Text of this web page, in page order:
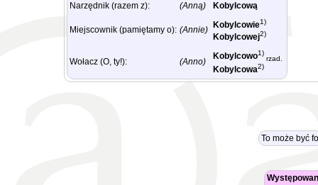
Narzędnik (razem z): (Anną) Kobylcową
Miejscownik (pamiętamy o): (Annie) Kobylcowie1)
Kobylcowej2)
Wołacz (O, ty!): (Anno)
Kobylcowo1)
rzad.
Kobylcowa2)
To może być